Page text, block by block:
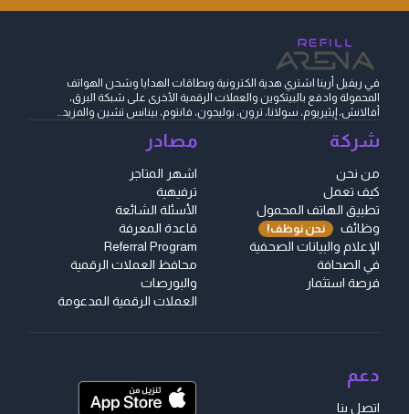
في ريفيل أرينا اشتري هدية الكترونية وبطاقات الهدايا وشحن الهواتف
المحمولة وادفع بالبيتكوين والعملات الرقمية الأخرى على شبكة البرق،
أفالانش، إيثيريوم، سولانا، ترون، بوليجون، فانتوم، بينانس تشين والمزيد...
شركة
من نحن
كيف تعمل
تطبيق الهاتف المحمول
وظائف
نحن نوظف!
الإعلام والبيانات الصحفية
في الصحافة
فرصة استثمار
مصادر
اشهر المتاجر
ترفيهية
الأسئلة الشائعة
قاعدة المعرفة
Referral Program
محافظ العملات الرقمية
والبورصات
العملات الرقمية المدعومة
دعم
اتصل بنا